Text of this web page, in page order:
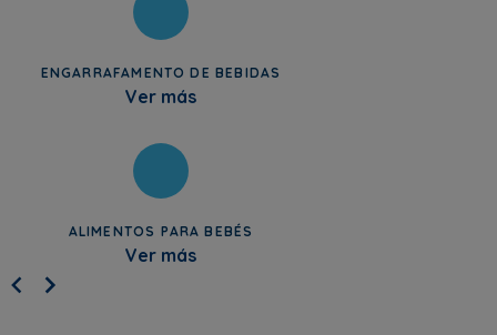
ENGARRAFAMENTO DE BEBIDAS
Ver más
ALIMENTOS PARA BEBÉS
Ver más